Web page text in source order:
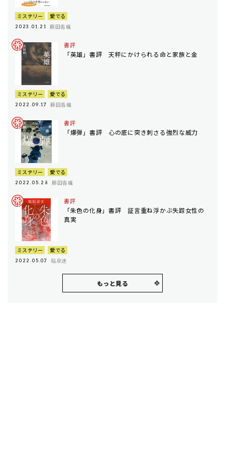
ミステリー 愛でる
2023.01.21 藤田香織
書評
「英雄」書評 天秤にかけられる命と家族と金
ミステリー 愛でる
2022.09.17 藤田香織
書評
「爆弾」書評 心の底に突き刺さる強烈な威力
ミステリー 愛でる
2022.05.28 藤田香織
書評
「朱色の化身」書評 証言重ね浮かぶ失踪女性の
真実
ミステリー 愛でる
2022.05.07 稲泉連
もっと見る